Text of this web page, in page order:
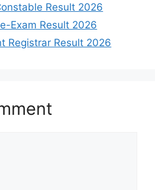
Result 2026
Exam Result 2026
Registrar Result 2026